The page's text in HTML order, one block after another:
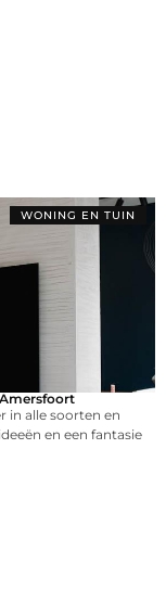
WONING EN TUIN
in alle soorten en
en een fantasie